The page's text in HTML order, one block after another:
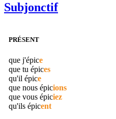
Subjonctif
PRÉSENT
que j'épice
que tu épices
qu'il épice
que nous épicions
que vous épiciez
qu'ils épicent